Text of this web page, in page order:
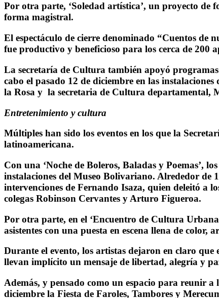
Por otra parte, ‘Soledad artística’, un proyecto de
forma magistral.
El espectáculo de cierre denominado “Cuentos de
fue productivo y beneficioso para los cerca de 200
La secretaría de Cultura también apoyó
cabo el pasado 12 de diciembre en las
la Rosa y la secretaria de Cultura departamental,
Entretenimiento y cultura
Múltiples han sido los eventos en los que la
latinoamericana.
Con una ‘Noche de Boleros, Baladas y Poemas’,
instalaciones del Museo Bolivariano. Alrededor de
intervenciones de Fernando Isaza, quien deleitó a
colegas Robinson Cervantes y Arturo Figueroa.
Por otra parte, en el ‘Encuentro de Cultura
asistentes con una puesta en escena llena de color,
Durante el evento, los artistas dejaron en claro
llevan implícito un mensaje de libertad, alegría y
Además, y pensado como un espacio para reunir
diciembre la Fiesta de Faroles, Tambores y